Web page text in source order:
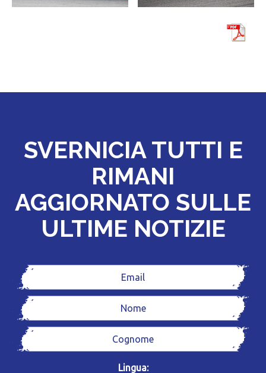
SVERNICIA TUTTI E
RIMANI
AGGIORNATO SULLE
ULTIME NOTIZIE
Lingua: